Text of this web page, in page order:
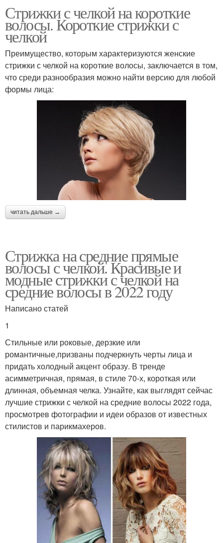
Стрижки с челкой на короткие
волосы. Короткие стрижки с
челкой
Преимущество, которым характеризуются женские
стрижки с челкой на короткие волосы, заключается в том,
что среди разнообразия можно найти версию для любой
формы лица:
читать дальше →
Стрижка на средние прямые
волосы с челкой. Красивые и
модные стрижки с челкой на
средние волосы в 2022 году
Написано статей
1
Стильные или роковые, дерзкие или
романтичные,призваны подчеркнуть черты лица и
придать холодный акцент образу. В тренде
асимметричная, прямая, в стиле 70-х, короткая или
длинная, объемная челка. Узнайте, как выглядят сейчас
лучшие стрижки с челкой на средние волосы 2022 года,
просмотрев фотографии и идеи образов от известных
стилистов и парикмахеров.